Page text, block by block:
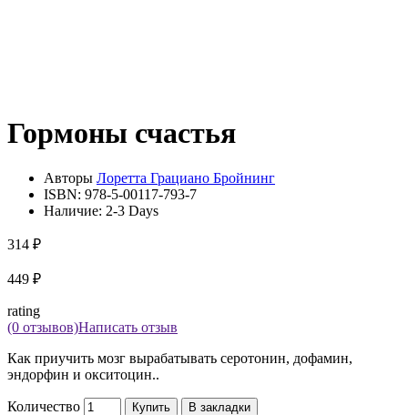
Гормоны счастья
Авторы Лоретта Грациано Бройнинг
ISBN: 978-5-00117-793-7
Наличие: 2-3 Days
314 ₽
449 ₽
rating
(0 отзывов)Написать отзыв
Как приучить мозг вырабатывать серотонин, дофамин,
эндорфин и окситоцин..
Количество Купить В закладки